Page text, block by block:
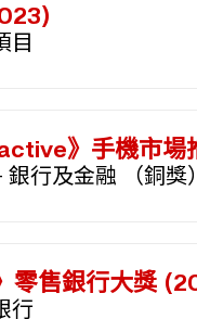
目
》手機市場
行及金融 （銅獎）
零售銀行大獎
行